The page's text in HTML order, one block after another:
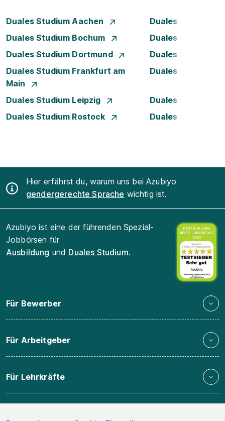
Duales Studium Aachen
Duales Studium
Duales Studium Bochum
Duales Studium
Duales Studium Dortmund
Duales Studium
Duales Studium Frankfurt am
Main
Duales Studium
Duales Studium Leipzig
Duales Studium
Duales Studium Rostock
Duales Studium
Hier erfährst du, warum uns bei Azubiyo
gendergerechte Sprache wichtig ist.
Azubiyo ist eine der führenden Spezial-
Jobbörsen für
Ausbildung und Duales Studium.
Für Bewerber
Für Arbeitgeber
Für Lehrkräfte